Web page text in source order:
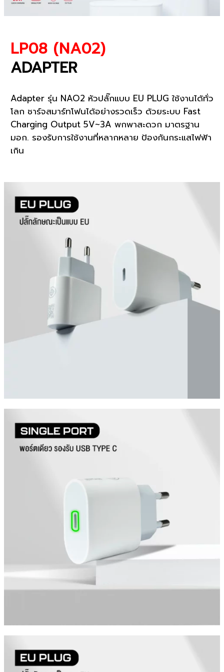
LP08 (NA02)
ADAPTER
Adapter รุ่น NAO2 หัวปลั๊กแบบ EU PLUG ใช้งานได้ทั่ว
โลก ชาร์จสมาร์ทโฟนได้อย่างรวดเร็ว ด้วยระบบ Fast
Charging Output 5V~3A พกพาสะดวก มาตรฐาน
มอก. รองรับการใช้งานที่หลากหลาย ป้องกันกระแสไฟฟ้า
เกิน